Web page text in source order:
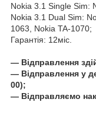
Nokia 3.1 Single Sim:
Nokia 3.1 Dual Sim:
1063, Nokia TA-1070;
Гарантія: 12міс.
― Відправлення
― Відправлення у
00);
― Відправляємо